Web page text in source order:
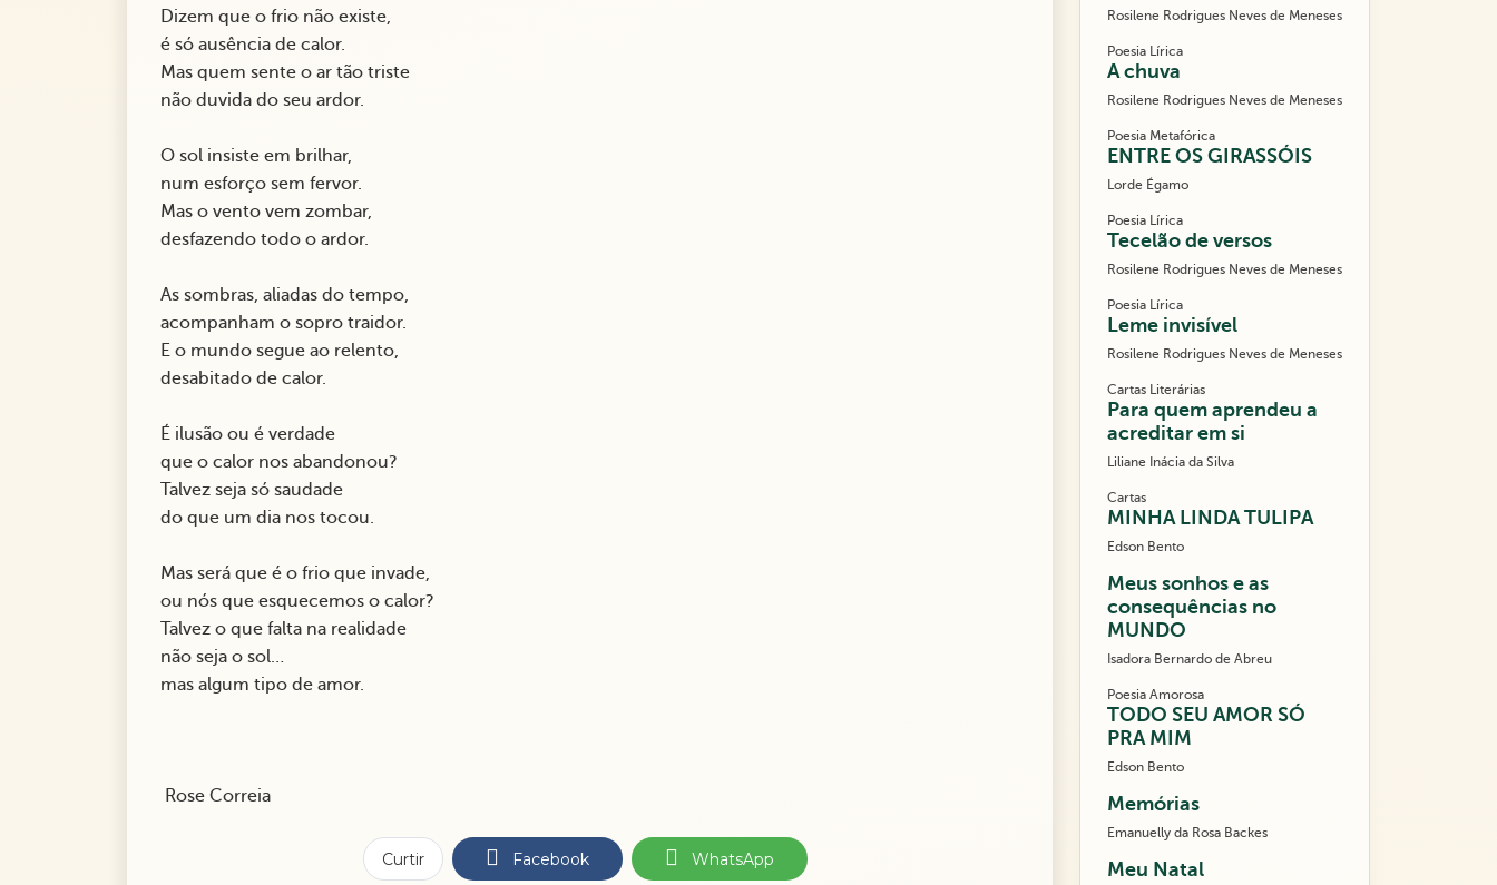
Dizem que o frio não existe,
é só ausência de calor.
Mas quem sente o ar tão triste
não duvida do seu ardor.
O sol insiste em brilhar,
num esforço sem fervor.
Mas o vento vem zombar,
desfazendo todo o ardor.
As sombras, aliadas do tempo,
acompanham o sopro traidor.
E o mundo segue ao relento,
desabitado de calor.
É ilusão ou é verdade
que o calor nos abandonou?
Talvez seja só saudade
do que um dia nos tocou.
Mas será que é o frio que invade,
ou nós que esquecemos o calor?
Talvez o que falta na realidade
não seja o sol…
mas algum tipo de amor.
Rose Correia
Curtir Facebook WhatsApp
Rosilene Rodrigues Neves de Meneses
Poesia Lírica
A chuva
Rosilene Rodrigues Neves de Meneses
Poesia Metafórica
ENTRE OS GIRASSÓIS
Lorde Égamo
Poesia Lírica
Tecelão de versos
Rosilene Rodrigues Neves de Meneses
Poesia Lírica
Leme invisível
Rosilene Rodrigues Neves de Meneses
Cartas Literárias
Para quem aprendeu a
acreditar em si
Liliane Inácia da Silva
Cartas
MINHA LINDA TULIPA
Edson Bento
Meus sonhos e as
consequências no
MUNDO
Isadora Bernardo de Abreu
Poesia Amorosa
TODO SEU AMOR SÓ
PRA MIM
Edson Bento
Memórias
Emanuelly da Rosa Backes
Meu Natal